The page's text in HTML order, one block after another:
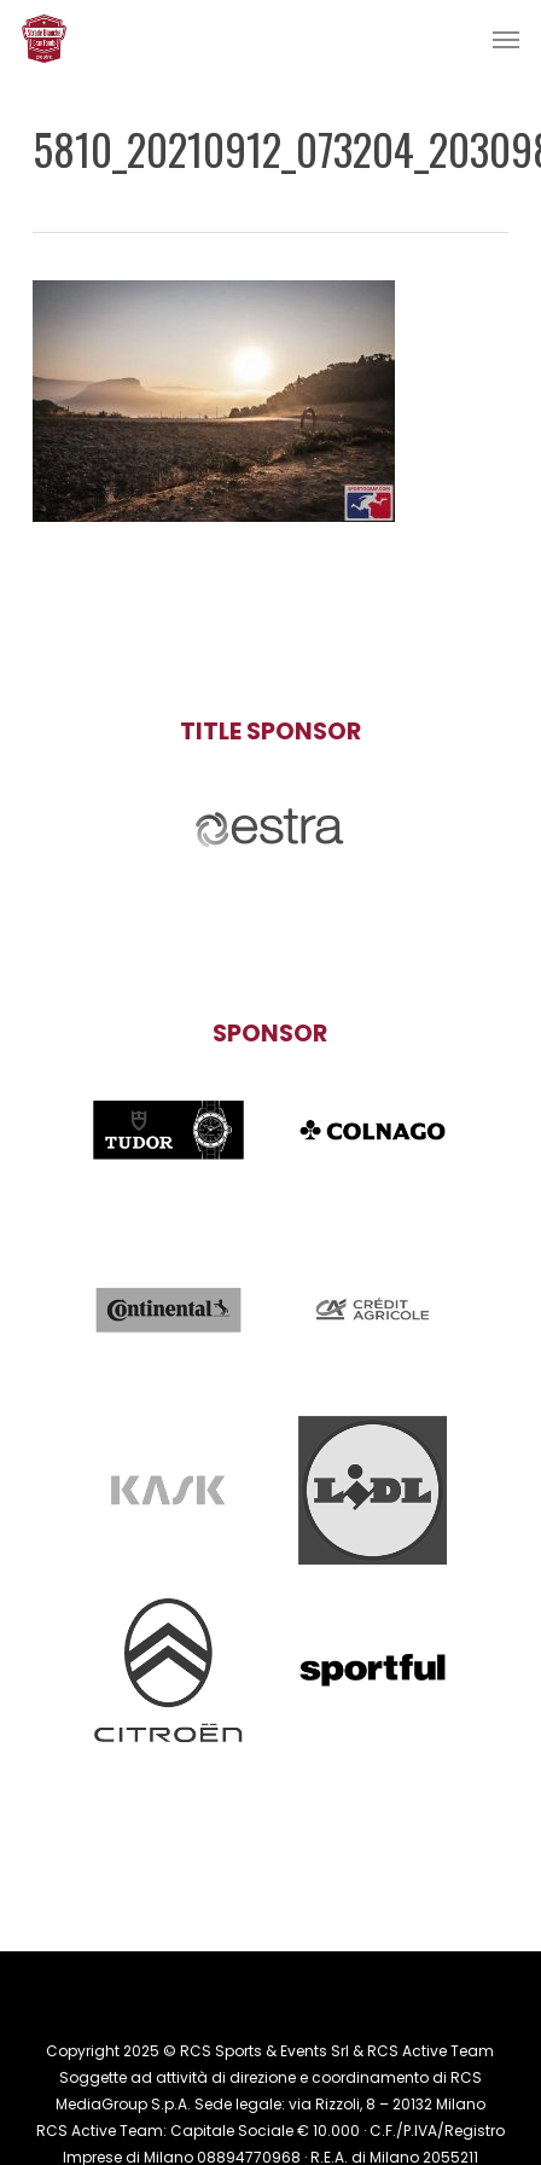
Skip
content
TITLE SPONSOR
SPONSOR
Copyright 2025 © RCS Sports & Events Srl & RCS Active Team
Soggette ad attività di direzione e coordinamento di RCS
MediaGroup S.p.A. Sede legale: via Rizzoli, 8 – 20132 Milano
RCS Active Team: Capitale Sociale € 10.000 · C.F./P.IVA/Registro
Imprese di Milano 08894770968 · R.E.A. di Milano 2055211